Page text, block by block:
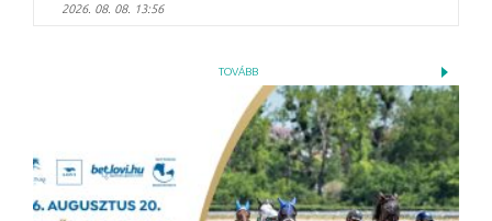
2026. 08. 08. 13:56
TOVÁBB